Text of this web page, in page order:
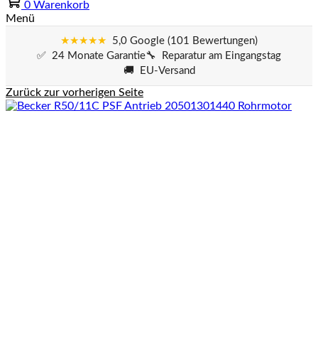
0 Warenkorb
Menü
★★★★★ 5,0 Google (101 Bewertungen)
✅ 24 Monate Garantie🔧 Reparatur am Eingangstag
🚚 EU-Versand
Zurück zur vorherigen Seite